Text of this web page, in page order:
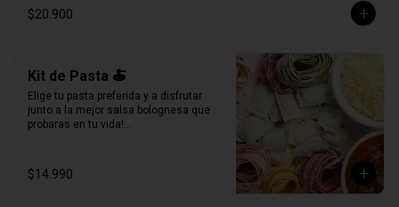
tradicional con nuevos sabores.
$20.900
Kit de Pasta 🍝
Elige tu pasta preferida y a disfrutar
junto a la mejor salsa bolognesa que
probaras en tu vida!
400grs de bolognesa con abundante
carne mechada de vacuno.
$14.990